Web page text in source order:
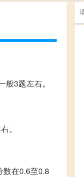
3题左右。
。
在0.6至0.8